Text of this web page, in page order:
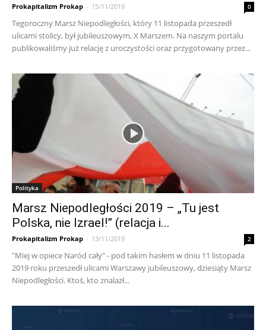
Prokapitalizm Prokap - 15/11/2019 0
Tegoroczny Marsz Niepodległości, który 11 listopada przeszedł
ulicami stolicy, był jubileuszowym, X Marszem. Na naszym portalu
publikowaliśmy już relację z uroczystości oraz przygotowany przez...
Polityka
Marsz Niepodległości 2019 – „Tu jest
Polska, nie Izrael!” (relacja i...
Prokapitalizm Prokap - 13/11/2019 2
"Miej w opiece Naród cały" - pod takim hasłem w dniu 11 listopada
2019 roku przeszedł ulicami Warszawy jubileuszowy, dziesiąty Marsz
Niepodległości. Ktoś, kto znalazł...